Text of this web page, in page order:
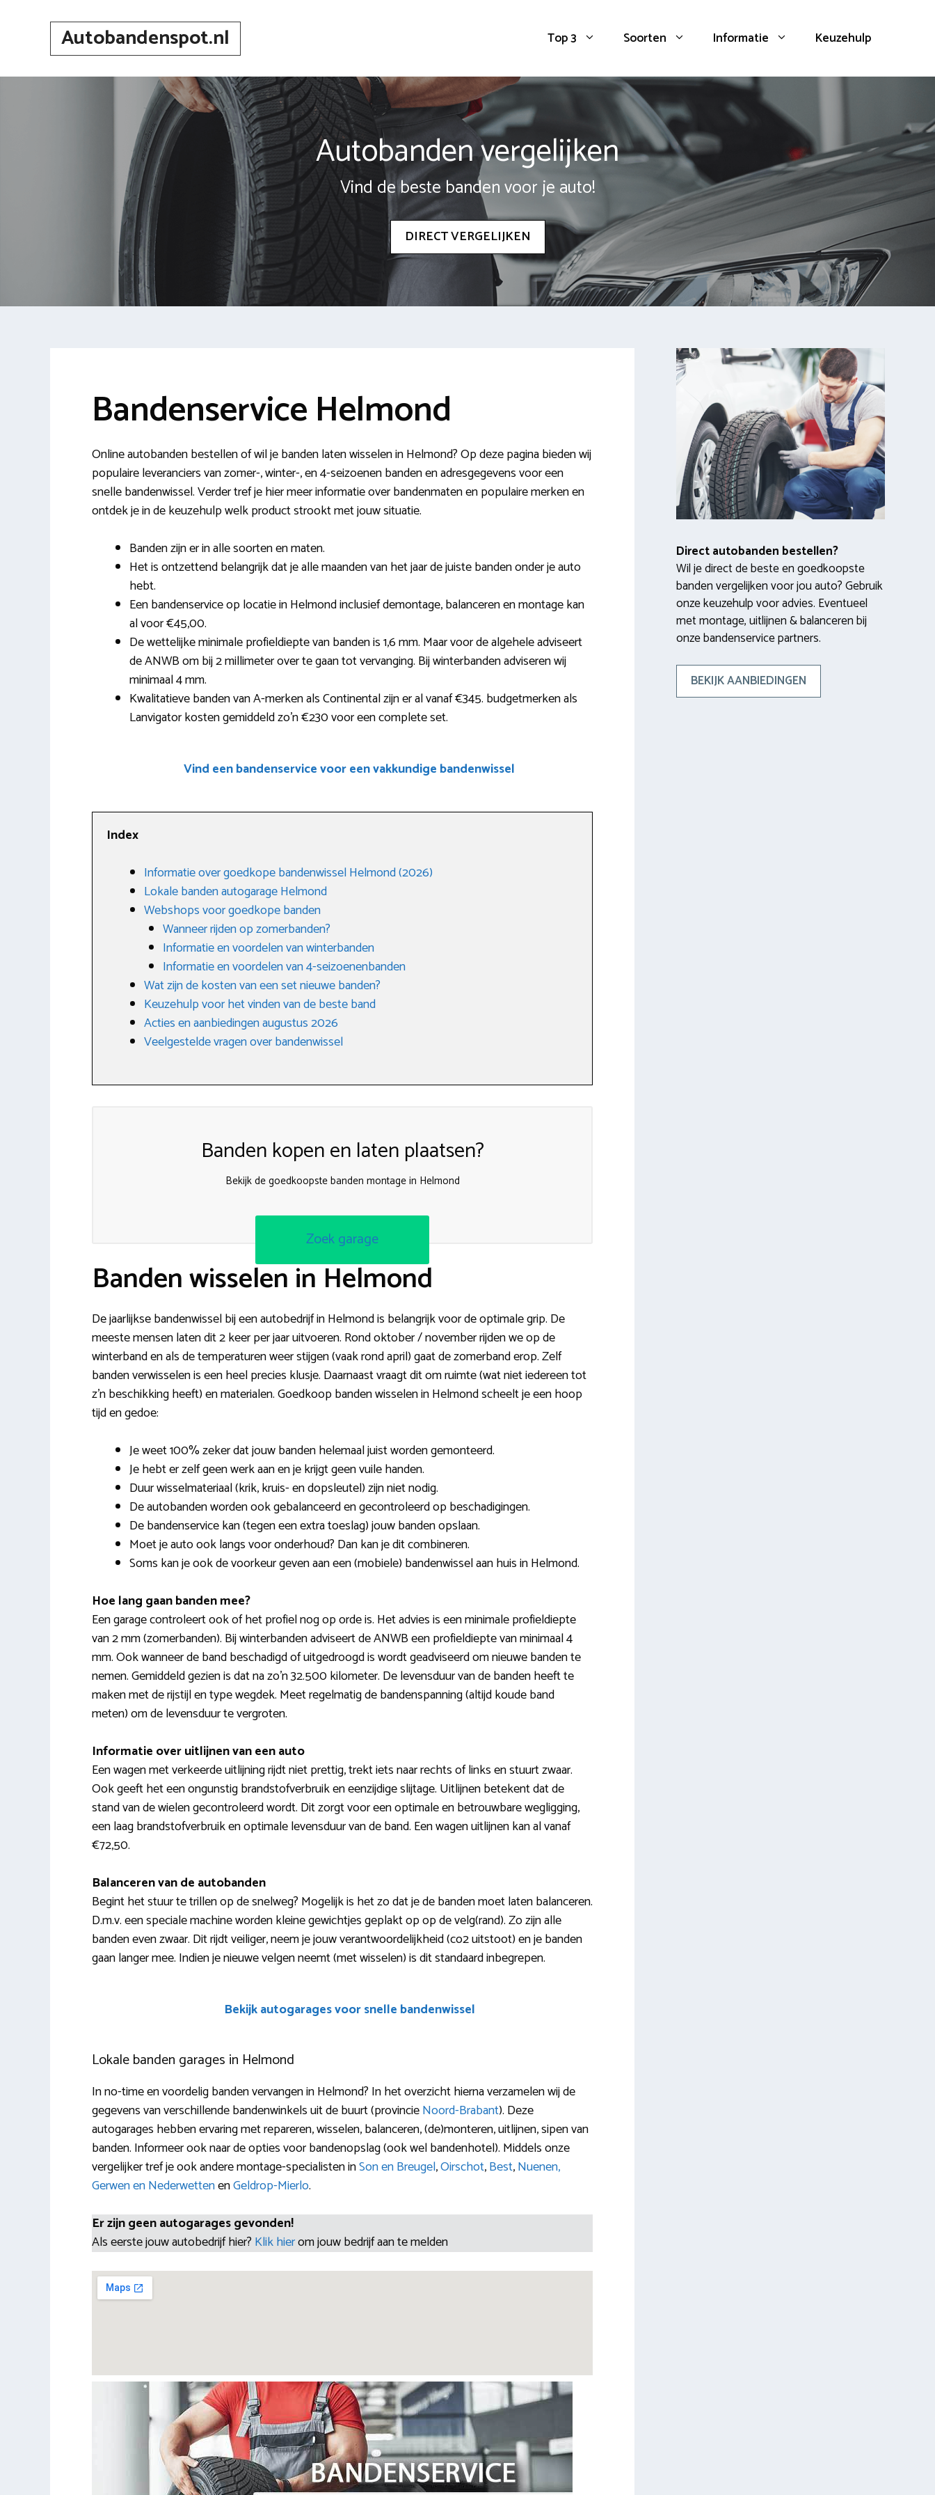
Autobandenspot.nl Top 3 Soorten Informatie Keuzehulp
Autobanden vergelijken
Vind de beste banden voor je auto!
DIRECT VERGELIJKEN
Bandenservice Helmond
Online autobanden bestellen of wil je banden laten wisselen in Helmond? Op deze pagina bieden wij
populaire leveranciers van zomer-, winter-, en 4-seizoenen banden en adresgegevens voor een
snelle bandenwissel. Verder tref je hier meer informatie over bandenmaten en populaire merken en
ontdek je in de keuzehulp welk product strookt met jouw situatie.
Banden zijn er in alle soorten en maten.
Het is ontzettend belangrijk dat je alle maanden van het jaar de juiste banden onder je auto
hebt.
Een bandenservice op locatie in Helmond inclusief demontage, balanceren en montage kan
al voor €45,00.
De wettelijke minimale profieldiepte van banden is 1,6 mm. Maar voor de algehele adviseert
de ANWB om bij 2 millimeter over te gaan tot vervanging. Bij winterbanden adviseren wij
minimaal 4 mm.
Kwalitatieve banden van A-merken als Continental zijn er al vanaf €345. budgetmerken als
Lanvigator kosten gemiddeld zo’n €230 voor een complete set.
Vind een bandenservice voor een vakkundige bandenwissel
Index
Informatie over goedkope bandenwissel Helmond (2026)
Lokale banden autogarage Helmond
Webshops voor goedkope banden
Wanneer rijden op zomerbanden?
Informatie en voordelen van winterbanden
Informatie en voordelen van 4-seizoenenbanden
Wat zijn de kosten van een set nieuwe banden?
Keuzehulp voor het vinden van de beste band
Acties en aanbiedingen augustus 2026
Veelgestelde vragen over bandenwissel
Banden kopen en laten plaatsen?
Bekijk de goedkoopste banden montage in Helmond
Zoek garage
Banden wisselen in Helmond
De jaarlijkse bandenwissel bij een autobedrijf in Helmond is belangrijk voor de optimale grip. De
meeste mensen laten dit 2 keer per jaar uitvoeren. Rond oktober / november rijden we op de
winterband en als de temperaturen weer stijgen (vaak rond april) gaat de zomerband erop. Zelf
banden verwisselen is een heel precies klusje. Daarnaast vraagt dit om ruimte (wat niet iedereen tot
z’n beschikking heeft) en materialen. Goedkoop banden wisselen in Helmond scheelt je een hoop
tijd en gedoe:
Je weet 100% zeker dat jouw banden helemaal juist worden gemonteerd.
Je hebt er zelf geen werk aan en je krijgt geen vuile handen.
Duur wisselmateriaal (krik, kruis- en dopsleutel) zijn niet nodig.
De autobanden worden ook gebalanceerd en gecontroleerd op beschadigingen.
De bandenservice kan (tegen een extra toeslag) jouw banden opslaan.
Moet je auto ook langs voor onderhoud? Dan kan je dit combineren.
Soms kan je ook de voorkeur geven aan een (mobiele) bandenwissel aan huis in Helmond.
Hoe lang gaan banden mee?
Een garage controleert ook of het profiel nog op orde is. Het advies is een minimale profieldiepte
van 2 mm (zomerbanden). Bij winterbanden adviseert de ANWB een profieldiepte van minimaal 4
mm. Ook wanneer de band beschadigd of uitgedroogd is wordt geadviseerd om nieuwe banden te
nemen. Gemiddeld gezien is dat na zo’n 32.500 kilometer. De levensduur van de banden heeft te
maken met de rijstijl en type wegdek. Meet regelmatig de bandenspanning (altijd koude band
meten) om de levensduur te vergroten.
Informatie over uitlijnen van een auto
Een wagen met verkeerde uitlijning rijdt niet prettig, trekt iets naar rechts of links en stuurt zwaar.
Ook geeft het een ongunstig brandstofverbruik en eenzijdige slijtage. Uitlijnen betekent dat de
stand van de wielen gecontroleerd wordt. Dit zorgt voor een optimale en betrouwbare wegligging,
een laag brandstofverbruik en optimale levensduur van de band. Een wagen uitlijnen kan al vanaf
€72,50.
Balanceren van de autobanden
Begint het stuur te trillen op de snelweg? Mogelijk is het zo dat je de banden moet laten balanceren.
D.m.v. een speciale machine worden kleine gewichtjes geplakt op op de velg(rand). Zo zijn alle
banden even zwaar. Dit rijdt veiliger, neem je jouw verantwoordelijkheid (co2 uitstoot) en je banden
gaan langer mee. Indien je nieuwe velgen neemt (met wisselen) is dit standaard inbegrepen.
Bekijk autogarages voor snelle bandenwissel
Lokale banden garages in Helmond
In no-time en voordelig banden vervangen in Helmond? In het overzicht hierna verzamelen wij de
gegevens van verschillende bandenwinkels uit de buurt (provincieNoord-Brabant). Deze
autogarages hebben ervaring met repareren, wisselen, balanceren, (de)monteren, uitlijnen, sipen van
banden. Informeer ook naar de opties voor bandenopslag (ook wel bandenhotel). Middels onze
vergelijker tref je ook andere montage-specialisten inSon en Breugel,Oirschot,Best,Nuenen,
Gerwen en NederwettenenGeldrop-Mierlo.
Er zijn geen autogarages gevonden!
Als eerste jouw autobedrijf hier? Klik hierom jouw bedrijf aan te melden
Direct autobanden bestellen?
Wil je direct de beste en goedkoopste
banden vergelijken voor jou auto? Gebruik
onze keuzehulp voor advies. Eventueel
met montage, uitlijnen & balanceren bij
onze bandenservice partners.
BEKIJK AANBIEDINGEN